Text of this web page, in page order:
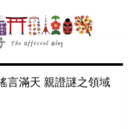
言滿天 親證謎之領域